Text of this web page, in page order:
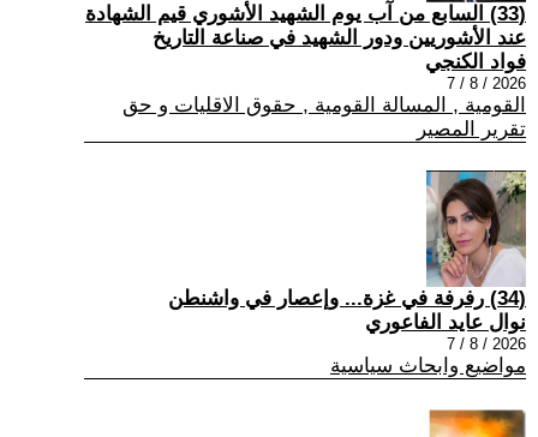
(33) السابع من آب يوم الشهيد الأشوري قيم الشهادة
عند الأشوريين ودور الشهيد في صناعة التاريخ
فواد الكنجي
2026 / 8 / 7
القومية , المسالة القومية , حقوق الاقليات و حق
تقرير المصير
(34) رفرفة في غزة... وإعصار في واشنطن
نوال عايد الفاعوري
2026 / 8 / 7
مواضيع وابحاث سياسية